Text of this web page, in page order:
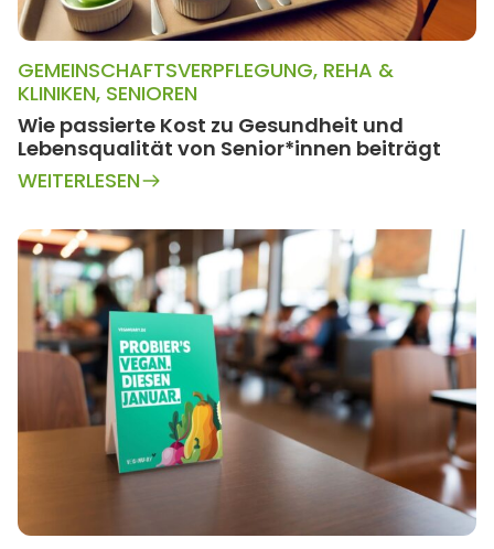
GEMEINSCHAFTSVERPFLEGUNG, REHA &
KLINIKEN, SENIOREN
Wie passierte Kost zu Gesundheit und
Lebensqualität von Senior*innen beiträgt
WEITERLESEN